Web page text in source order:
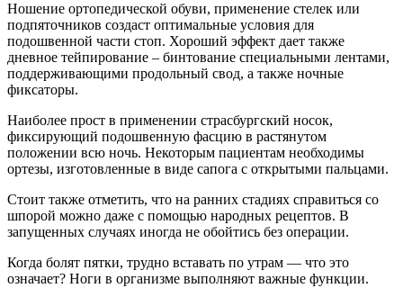
Ношение ортопедической обуви, применение стелек или
подпяточников создаст оптимальные условия для
подошвенной части стоп. Хороший эффект дает также
дневное тейпирование – бинтование специальными лентами,
поддерживающими продольный свод, а также ночные
фиксаторы.
Наиболее прост в применении страсбургский носок,
фиксирующий подошвенную фасцию в растянутом
положении всю ночь. Некоторым пациентам необходимы
ортезы, изготовленные в виде сапога с открытыми пальцами.
Стоит также отметить, что на ранних стадиях справиться со
шпорой можно даже с помощью народных рецептов. В
запущенных случаях иногда не обойтись без операции.
Когда болят пятки, трудно вставать по утрам — что это
означает? Ноги в организме выполняют важные функции.